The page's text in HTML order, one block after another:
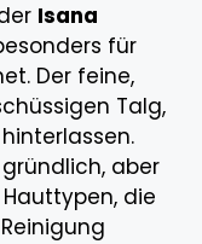
Isana
für
Der feine,
Talg,
aber
die